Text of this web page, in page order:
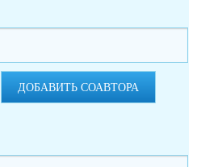
ДОБАВИТЬ СОАВТОРА